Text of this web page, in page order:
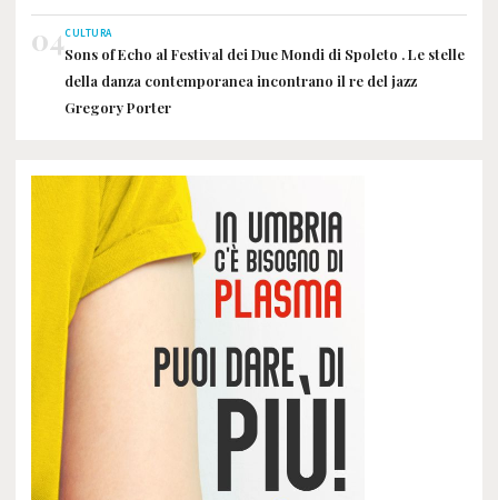
04CULTURA
Sons of Echo al Festival dei Due Mondi di Spoleto . Le stelle
della danza contemporanea incontrano il re del jazz
Gregory Porter